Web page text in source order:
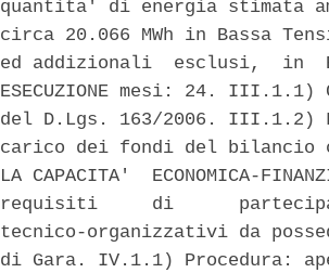
quantita' di energia stimata
circa 20.066 MWh in Bassa
ed addizionali  esclusi,  in
ESECUZIONE mesi: 24.
del D.Lgs. 163/2006. III.1.2)
carico dei fondi del bilancio
LA CAPACITA'  ECONOMICA-
requisiti     di
tecnico-organizzativi da
di Gara. IV.1.1) Procedura: